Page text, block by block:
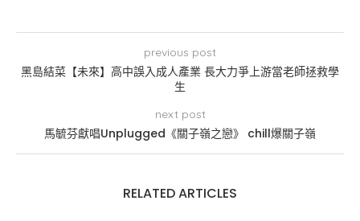
previous post
黑島結菜【未來】高中誤入成人產業 長大力爭上游當老師拯救學
生
next post
馬毓芬獻唱Unplugged《關子嶺之戀》 chill爆關子嶺
RELATED ARTICLES